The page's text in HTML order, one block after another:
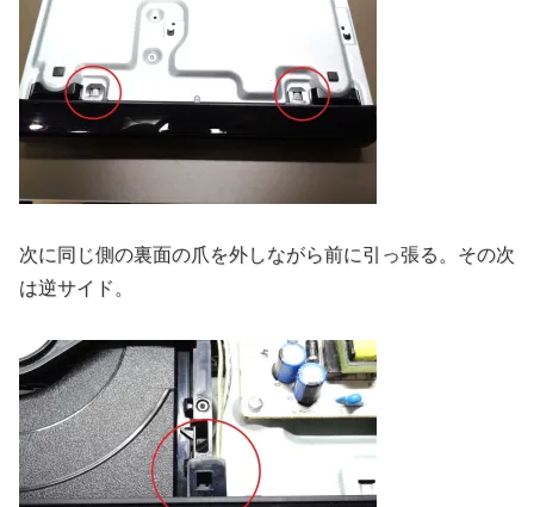
次に同じ側の裏面の爪を外しながら前に引っ張る。その次
は逆サイド。